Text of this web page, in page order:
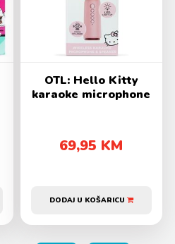
OTL: Hello Kitty
karaoke microphone
69,95 KM
DODAJ U KOŠARICU